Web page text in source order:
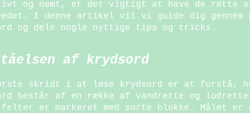
og nemt, er det vigtigt at have de rette
I denne artikel vil vi guide dig gennem
og dele nogle nyttige tips og tricks.
af krydsord
skridt i at løse krydsord er at forstå,
består af en række af vandrette og
felter er markeret med sorte blokke. Målet